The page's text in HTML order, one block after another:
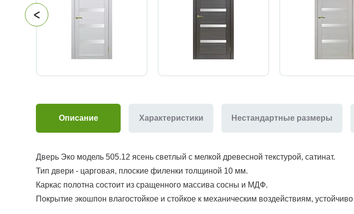
Описание Характеристики Нестандартные размеры
Дверь Эко модель 505.12 ясень светлый с мелкой древесной текстурой, сатинат.
Тип двери - царговая, плоские филенки толщиной 10 мм.
Каркас полотна состоит из сращенного массива сосны и МДФ.
Покрытие экошпон влагостойкое и стойкое к механическим воздействиям,